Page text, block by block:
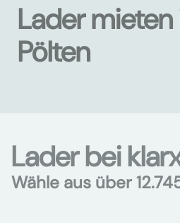
Lader mieten
Pölten
Lader bei
Wähle aus über